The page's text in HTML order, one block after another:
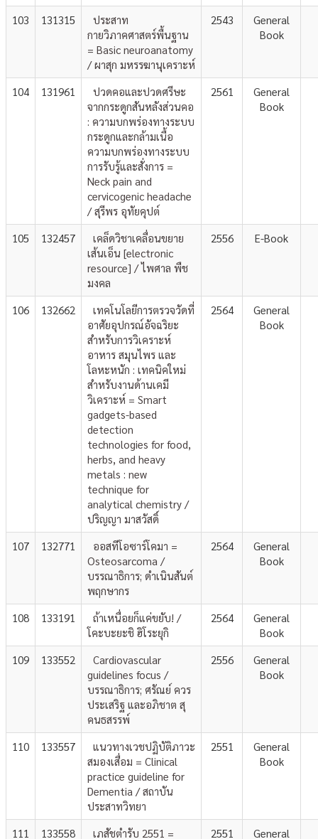
103 131315
ประสาท
กายวิภาคศาสตร์พื้นฐาน
= Basic neuroanatomy
/ ผาสุก มหรรฆานุเคราะห์
2543
General
Book
104 131961
ปวดคอและปวดศรีษะ
จากกระดูกสันหลังส่วนคอ
: ความบกพร่องทางระบบ
กระดูกและกล้ามเนื้อ
ความบกพร่องทางระบบ
การรับรู้และสั่งการ =
Neck pain and
cervicogenic headache
/ สุรีพร อุทัยคุปต์
2561
General
Book
105 132457
เคล็ดวิชาเคลื่อนขยาย
เส้นเอ็น [electronic
resource] / ไพศาล พืช
มงคล
2556 E-Book
106 132662
เทคโนโลยีการตรวจวัดที่
อาศัยอุปกรณ์อัจฉริยะ
สำหรับการวิเคราะห์
อาหาร สมุนไพร และ
โลหะหนัก : เทคนิคใหม่
สำหรับงานด้านเคมี
วิเคราะห์ = Smart
gadgets-based
detection
technologies for food,
herbs, and heavy
metals : new
technique for
analytical chemistry /
ปริญญา มาสวัสดิ์
2564
General
Book
107 132771
ออสทีโอซาร์โคมา =
Osteosarcoma /
บรรณาธิการ; ดำเนินสันต์
พฤกษากร
2564
General
Book
108 133191
ถ้าเหนื่อยก็แค่ขยับ! /
โคะบะยะชิ ฮิโระยุกิ
2564
General
Book
109
133552
Cardiovascular
guidelines focus /
บรรณาธิการ; ศรัณย์ ควร
ประเสริฐ และอภิชาต สุ
คนธสรรพ์
2556
General
Book
110 133557
แนวทางเวชปฏิบัติภาวะ
สมองเสื่อม = Clinical
practice guideline for
Dementia / สถาบัน
ประสาทวิทยา
2551
General
Book
111 133558 เภสัชตำรับ 2551 = 2551 General